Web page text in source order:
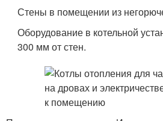
Стены в помещении из
Оборудование в котельной
300 мм от стен.